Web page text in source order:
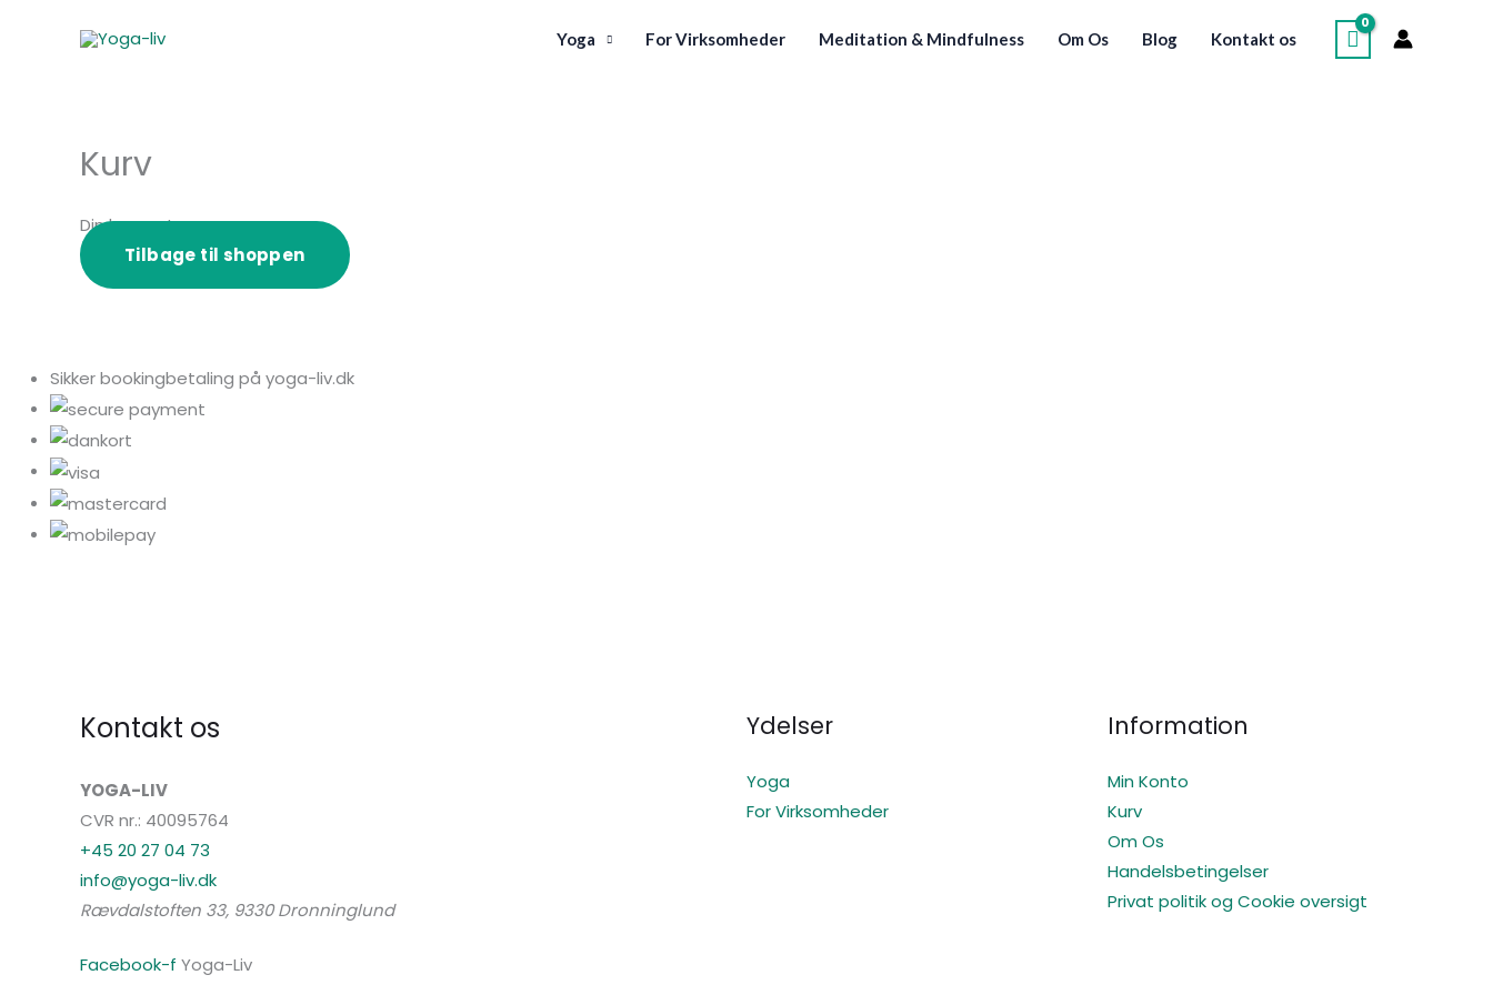
Yoga For Virksomheder Meditation & Mindfulness Om Os Blog Kontakt os
Kurv
Din kurv er tom.
Tilbage til shoppen
Sikker bookingbetaling på yoga-liv.dk
Kontakt os
YOGA-LIV
CVR nr.: 40095764
+45 20 27 04 73
info@yoga-liv.dk
Rævdalstoften 33, 9330 Dronninglund
Facebook-f Yoga-Liv
Ydelser
Yoga
For Virksomheder
Information
Min Konto
Kurv
Om Os
Handelsbetingelser
Privat politik og Cookie oversigt